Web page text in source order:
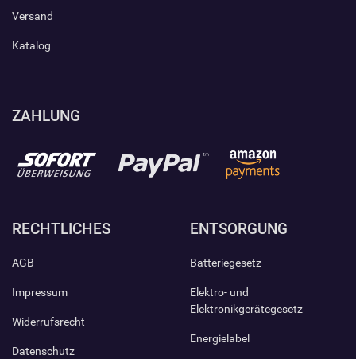
Versand
Katalog
ZAHLUNG
RECHTLICHES
AGB
Impressum
Widerrufsrecht
Datenschutz
ENTSORGUNG
Batteriegesetz
Elektro- und
Elektronikgerätegesetz
Energielabel